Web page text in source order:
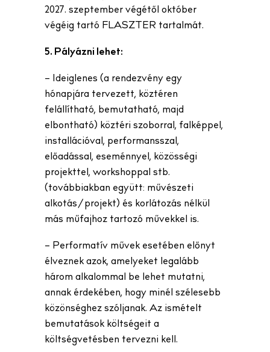
2027. szeptember végétől október
végéig tartó FLASZTER tartalmát.
5. Pályázni lehet:
– Ideiglenes (a rendezvény egy
hónapjára tervezett, köztéren
felállítható, bemutatható, majd
elbontható) köztéri szoborral, falképpel,
installációval, performansszal,
előadással, eseménnyel, közösségi
projekttel, workshoppal stb.
(továbbiakban együtt: művészeti
alkotás/projekt) és korlátozás nélkül
más műfajhoz tartozó művekkel is.
– Performatív művek esetében előnyt
élveznek azok, amelyeket legalább
három alkalommal be lehet mutatni,
annak érdekében, hogy minél szélesebb
közönséghez szóljanak. Az ismételt
bemutatások költségeit a
költségvetésben tervezni kell.